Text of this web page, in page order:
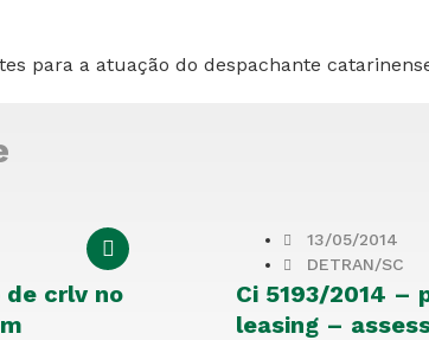
para a atuação do despachante
de crlv no
13/05/2014
DETRAN/SC
Ci 5193/2014 –
leasing –